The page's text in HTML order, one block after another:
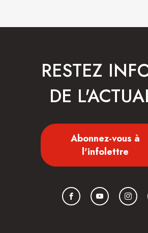
RESTEZ
DE
Abonnez-vous à
l'infolettre
FacebookYouTube